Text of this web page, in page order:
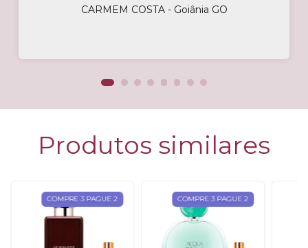
CARMEM COSTA - Goiânia GO
Produtos similares
COMPRE 3 PAGUE 2 COMPRE 3 PAGUE 2